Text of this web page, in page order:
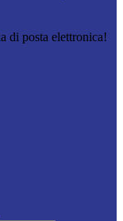
di posta elettronica!